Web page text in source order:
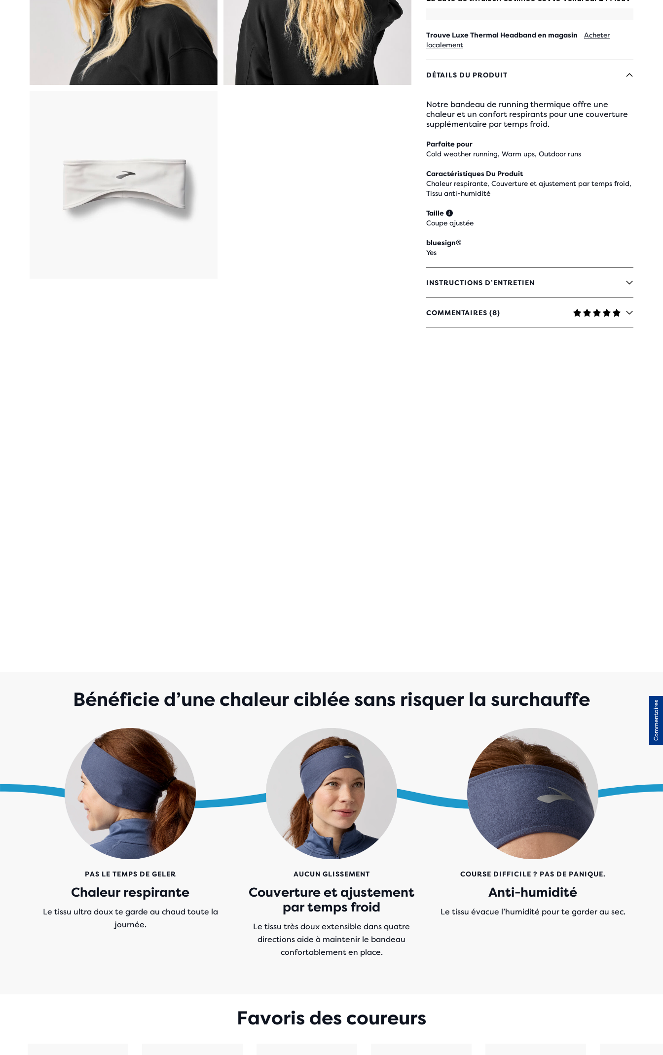
Trouve Luxe Thermal Headband en magasin
Acheter
localement
DÉTAILS DU PRODUIT
Notre bandeau de running thermique offre une
chaleur et un confort respirants pour une couverture
supplémentaire par temps froid.
Parfaite pour
Cold weather running, Warm ups, Outdoor runs
Caractéristiques Du Produit
Chaleur respirante, Couverture et ajustement par temps froid,
Tissu anti-humidité
Taille
Coupe ajustée
bluesign®
Yes
INSTRUCTIONS D’ENTRETIEN
COMMENTAIRES (8)
5
SUR
Bénéficie d’une chaleur ciblée sans risquer la surchauffe
PAS LE TEMPS DE GELER
Chaleur respirante
Le tissu ultra doux te garde au chaud toute la
journée.
AUCUN GLISSEMENT
Couverture et ajustement
par temps froid
Le tissu très doux extensible dans quatre
directions aide à maintenir le bandeau
confortablement en place.
COURSE DIFFICILE ? PAS DE PANIQUE.
Anti-humidité
Le tissu évacue l’humidité pour te garder au sec.
Favoris des coureurs
Commentaires